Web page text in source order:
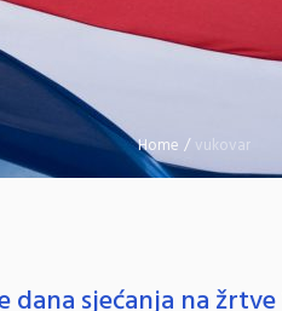
Home /vukovar
dana sjećanja na